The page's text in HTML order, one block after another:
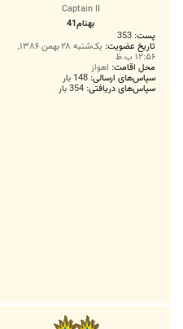
Captain II
بهنام41
پست: 353
تاریخ عضویت: یک‌شنبه ۲۸ بهمن ۱۳۸۶,
۱۲:۵۶ ب.ظ
محل اقامت: اهواز
سپاس‌های ارسالی: 148 بار
سپاس‌های دریافتی: 354 بار